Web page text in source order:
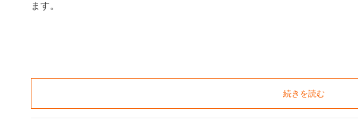
ます。
続きを読む